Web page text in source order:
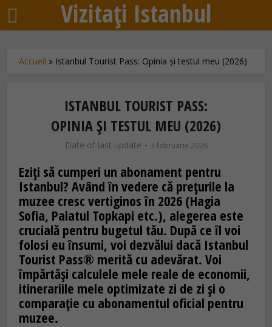
Vizitați Istanbul
Accueil » Istanbul Tourist Pass: Opinia și testul meu (2026)
ISTANBUL TOURIST PASS:
OPINIA ȘI TESTUL MEU (2026)
Date of last update 3 februarie 2026
Eziți să cumperi un abonament pentru
Istanbul? Având în vedere că prețurile la
muzee cresc vertiginos în 2026 (Hagia
Sofia, Palatul Topkapi etc.), alegerea este
crucială pentru bugetul tău. După ce îl voi
folosi eu însumi, voi dezvălui dacă Istanbul
Tourist Pass® merită cu adevărat. Voi
împărtăși calculele mele reale de economii,
itinerariile mele optimizate zi de zi și o
comparație cu abonamentul oficial pentru
muzee.